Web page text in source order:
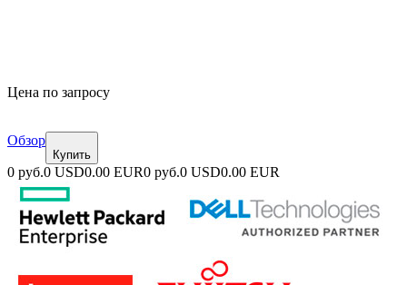
Цена по запросу
Обзор
Купить
0 руб.0 USD0.00 EUR0 руб.0 USD0.00 EUR